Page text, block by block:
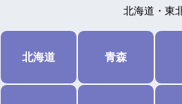
北海道・東
北海道 青森